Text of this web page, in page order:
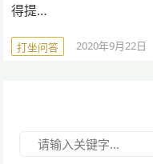
得提…
打坐问答 2020年9月22日